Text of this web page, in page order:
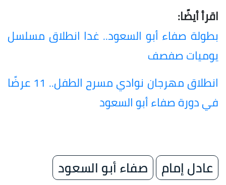
اقرأ أيضًا:
بطولة صفاء أبو السعود.. غدا انطلاق مسلسل
يوميات صفصف
انطلاق مهرجان نوادي مسرح الطفل.. 11 عرضًا
في دورة صفاء أبو السعود
عادل إمام
صفاء أبو السعود